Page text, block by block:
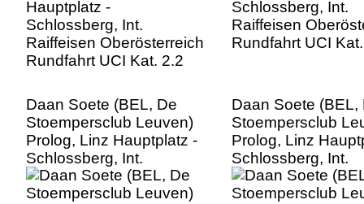
Daan Soete (BEL, De
Stoempersclub Leuven)
Prolog, Linz Hauptplatz -
Schlossberg, Int.
Raiffeisen Oberösterreich
Rundfahrt UCI Kat. 2.2
Daan Soete (BEL,
Stoempersclub
Prolog, Linz
Schlossberg, Int.
Raiffeisen
Rundfahrt UCI